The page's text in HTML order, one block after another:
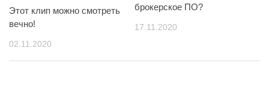
Этот клип можно смотреть
вечно!
02.11.2020
брокерское ПО?
17.11.2020